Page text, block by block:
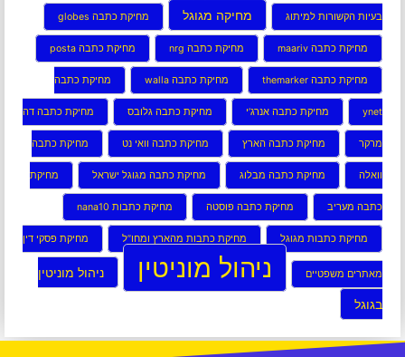
בעיות הקשורות למיתוג מחיקה מגוגל מחיקת כתבה globes
מחיקת כתבה maariv מחיקת כתבה nrg מחיקת כתבה posta
מחיקת כתבה themarker מחיקת כתבה walla מחיקת כתבה
ynet מחיקת כתבה אנרג’י מחיקת כתבה גלובס מחיקת כתבה דה
מרקר מחיקת כתבה הארץ מחיקת כתבה וואי נט מחיקת כתבה
וואלה מחיקת כתבה מבלוג מחיקת כתבה מגוגל ישראל מחיקת
כתבה מעריב מחיקת כתבה פוסטה מחיקת כתבות nana10
מחיקת כתבות מגוגל מחיקת כתבות מהארץ ומחו”ל מחיקת פסקי דין
מאתרים משפטיים ניהול מוניטין ניהול מוניטין
בגוגל